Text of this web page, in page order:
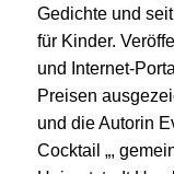
Gedichte und
für Kinder.
und Internet-
Preisen
und die Autorin
Cocktail „,